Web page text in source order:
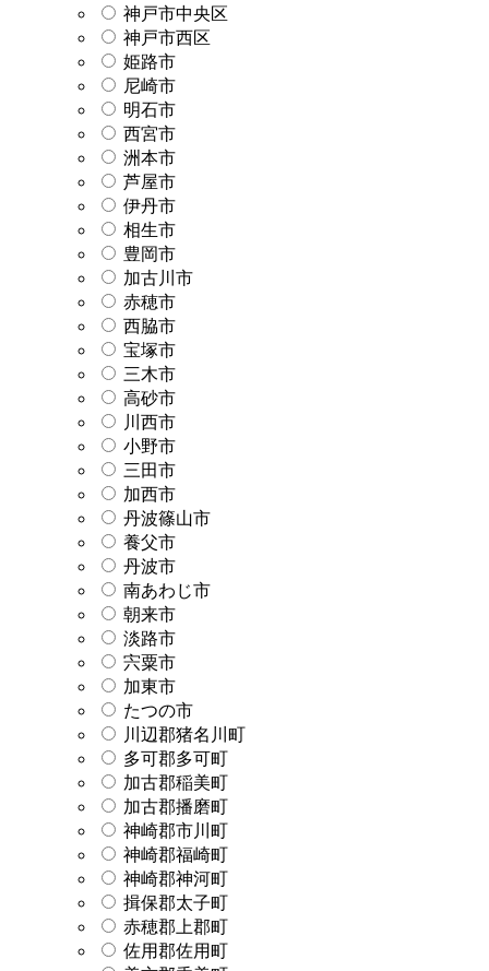
神戸市中央区
神戸市西区
姫路市
尼崎市
明石市
西宮市
洲本市
芦屋市
伊丹市
相生市
豊岡市
加古川市
赤穂市
西脇市
宝塚市
三木市
高砂市
川西市
小野市
三田市
加西市
丹波篠山市
養父市
丹波市
南あわじ市
朝来市
淡路市
宍粟市
加東市
たつの市
川辺郡猪名川町
多可郡多可町
加古郡稲美町
加古郡播磨町
神崎郡市川町
神崎郡福崎町
神崎郡神河町
揖保郡太子町
赤穂郡上郡町
佐用郡佐用町